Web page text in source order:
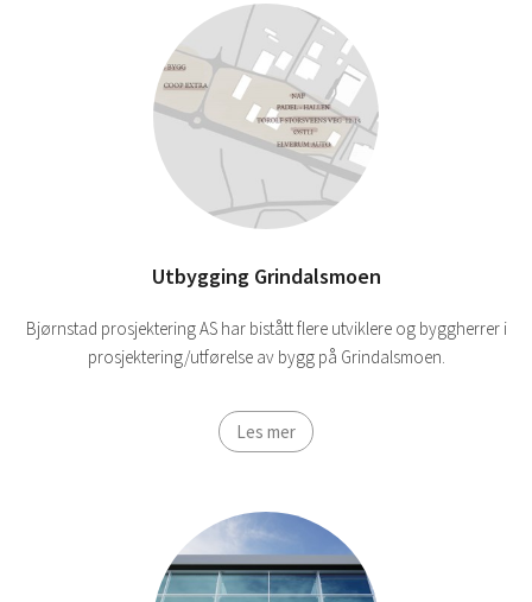
Utbygging Grindalsmoen
Bjørnstad prosjektering AS har bistått flere utviklere og byggherrer i
prosjektering/utførelse av bygg på Grindalsmoen.
Les mer